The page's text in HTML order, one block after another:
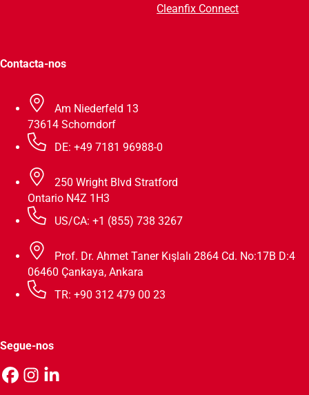
Contacta-nos
Am Niederfeld 13
73614 Schorndorf
DE: +49 7181 96988-0
250 Wright Blvd Stratford
Ontario N4Z 1H3
US/CA: +1 (855) 738 3267
Prof. Dr. Ahmet Taner Kışlalı 2864 Cd. No:17B D:4
06460 Çankaya, Ankara
TR: +90 312 479 00 23
Segue-nos
Cleanfix Connect